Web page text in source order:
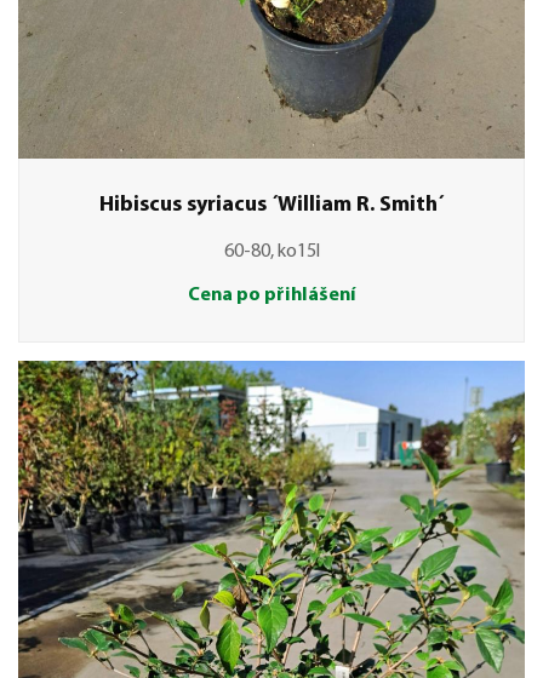
Hibiscus syriacus ´William R. Smith´
60-80, ko15l
Cena po přihlášení